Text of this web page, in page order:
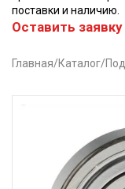
поставки и наличию.
Оставить заявку
Главная/Каталог/